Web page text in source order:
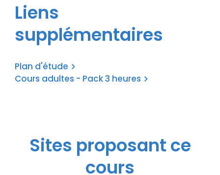
Liens
supplémentaires
Plan d'étude
Cours adultes - Pack 3 heures
Sites proposant ce
cours